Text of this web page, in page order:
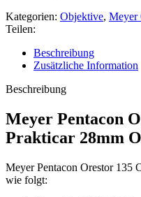
Kategorien: Objektive, Meyer
Teilen:
Beschreibung
Zusätzliche Information
Beschreibung
Meyer Pentacon
Prakticar 28mm
Meyer Pentacon Orestor 135
wie folgt: